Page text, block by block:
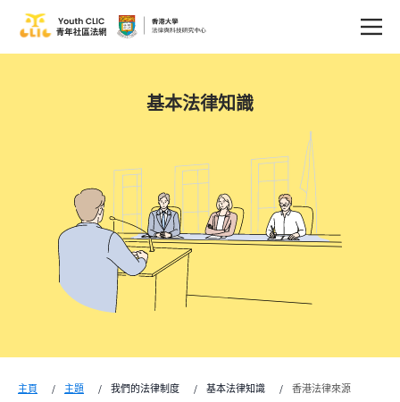
基本法律知識
主頁 主題 我們的法律制度 基本法律知識 香港法律來源